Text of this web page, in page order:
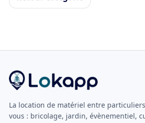
La location de matériel entre
vous : bricolage, jardin, évènementiel,